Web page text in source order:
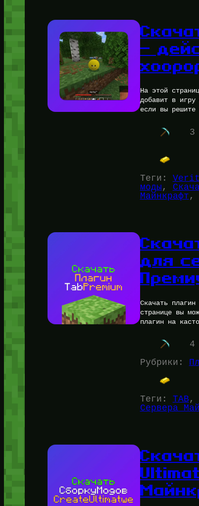
—
На этой
добавит в игру
если вы
3
Теги:
моды ,
Майнкрафт ,
для
Скачать
странице вы
плагин на
4
Рубрики:
Теги: TAB ,
Сервера